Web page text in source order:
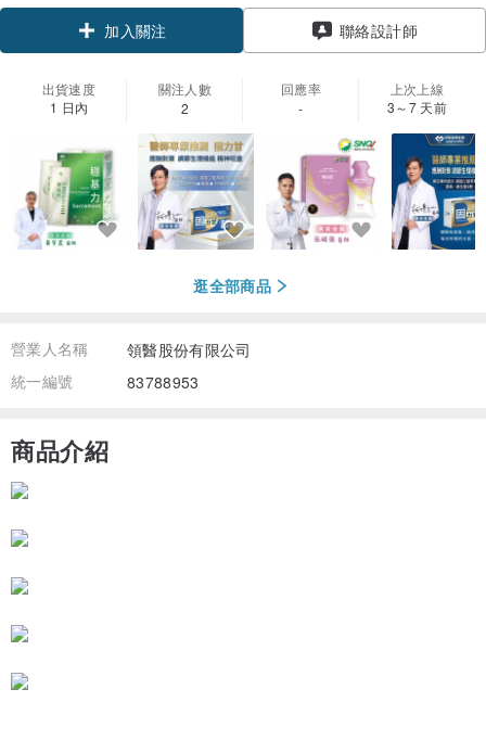
加入關注 聯絡設計師
出貨速度
1 日內
關注人數
2
回應率
-
上次上線
3～7 天前
逛全部商品
營業人名稱
領醫股份有限公司
統一編號
83788953
商品介紹